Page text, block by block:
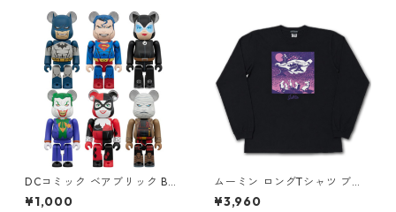
DCコミック ベアブリック BE
@RBRICK CHASE BATMAN H
USH #1 フィギュア 単品（1
¥1,000
ムーミン ロングTシャツ ブラ
ック テーブル MOOMIN グッ
ズ
¥3,960